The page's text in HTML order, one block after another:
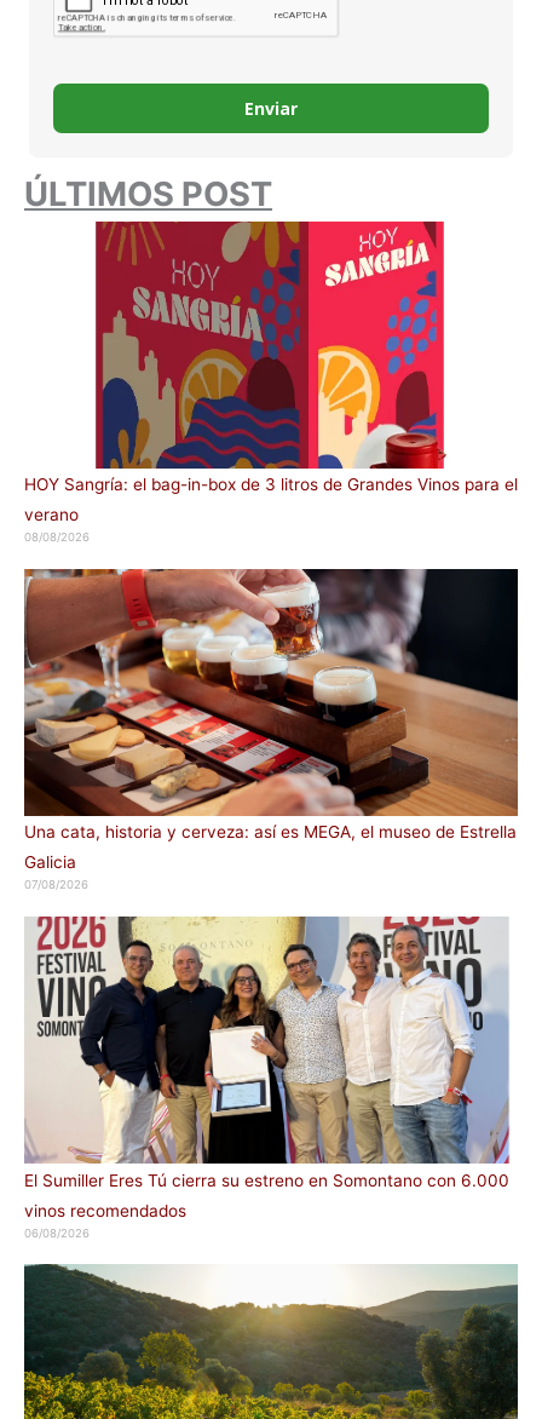
Enviar
ÚLTIMOS POST
HOY Sangría: el bag-in-box de 3 litros de Grandes Vinos para el
verano
08/08/2026
Una cata, historia y cerveza: así es MEGA, el museo de Estrella
Galicia
07/08/2026
El Sumiller Eres Tú cierra su estreno en Somontano con 6.000
vinos recomendados
06/08/2026